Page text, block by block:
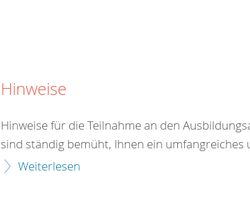
Hinweise
Hinweise für die Teilnahme an den
sind ständig bemüht, Ihnen ein
Weiterlesen